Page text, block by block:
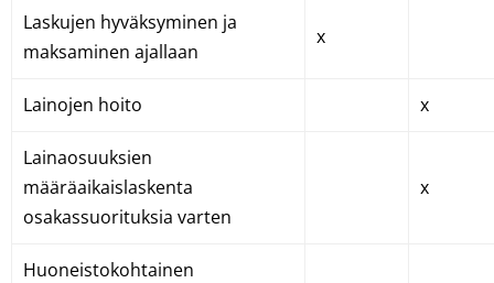
Laskujen hyväksyminen ja
maksaminen ajallaan
x
Lainojen hoito x
Lainaosuuksien
määräaikaislaskenta
osakassuorituksia varten
x
Huoneistokohtainen